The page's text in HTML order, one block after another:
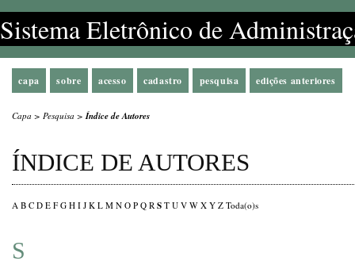
Sistema Eletrônico de
capa sobre acesso cadastro pesquisa edições anteriores
Capa > Pesquisa >Índice de Autores
ÍNDICE DE AUTORES
A B C D E F G H I J K L M N O P Q R S T U V W X Y Z Toda(o)s
S